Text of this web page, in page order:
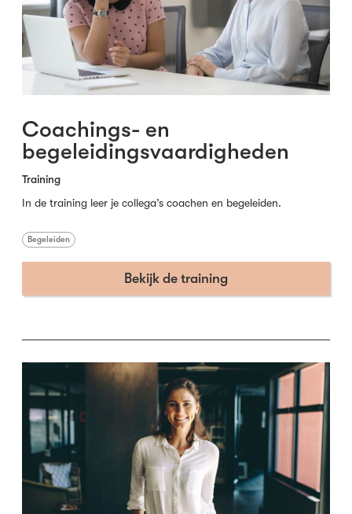
Coachings- en
begeleidingsvaardigheden
Training
In de training leer je collega’s coachen en begeleiden.
Begeleiden
Bekijk de training